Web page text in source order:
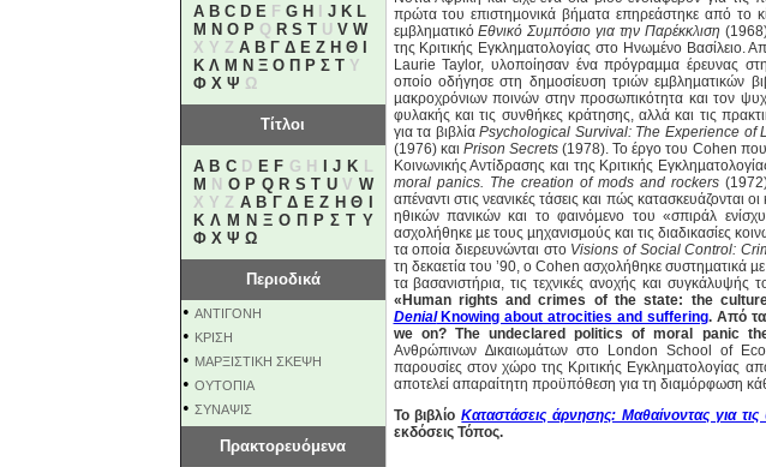
A B C D EF G H J K L
M N O PQ R S TU V W
X Y Z Α Β Γ Δ Ε Ζ Η Θ
Κ Λ Μ Ν Ξ Ο Π Ρ Σ ΤΥ
Φ Χ Ψ Ω
Τίτλοι
A B CD E F G H J KL
M N O P Q R S T UV W
X Y Z Α Β Γ Δ Ε Ζ Η Θ
Κ Λ Μ Ν Ξ Ο Π Ρ Σ Τ Υ
Φ Χ Ψ Ω
Περιοδικά
• ΑΝΤΙΓΟΝΗ
• ΚΡΙΣΗ
• ΜΑΡΞΙΣΤΙΚΗ ΣΚΕΨΗ
• ΟΥΤΟΠΙΑ
• ΣΥΝΑΨΙΣ
Πρακτορευόμενα
πρώτα του επι­στηµονικά βήµατα επηρεάστηκε από το
εµβληµατικόΕθνικό Συµπόσιο για την Παρέκκλιση
της Κριτικής Εγκληµατολογίας στο Ηνωµένο Βασίλειο.
Laurie Taylor, υλοποίησαν ένα πρόγραµµα έρευνας
οποίο οδήγησε στη δηµοσίευση τριών εµβληµατικών
µακροχρόνιων ποινών στην προσωπικότητα και τον
φυλακής και τις συνθήκες κράτησης, αλλά και τις
για τα βιβλίαPsychological Survival: The Experience of
(1976) και Prison Secrets(1978). Το έργο του Cohen που
Κοινωνικής Αντίδρασης και της Κριτικής
moral panics. The creation of mods and rockers
απέναντι στις νεανικές τάσεις και πώς κατασκευάζονται
ηθικών πανικών και το φαινόµενο του «σπιράλ
ασχολήθηκε µε τους µηχανισµούς και τις διαδικασίες
τα οποία διερευνώνται στο Visions of Social Control:
τη δεκαετία του ’90, ο Cohen ασχολήθηκε συστηµατικά
τα βασανιστήρια, τις τεχνικές ανοχής και
«Human rights and crimes of the state: the culture
DenialKnowing about atrocities and suffering. Από τα
we on? The undeclared politics of moral panic
Ανθρώπινων ∆ικαιωµάτων στο London School of
παρουσίες στον χώρο της Κριτικής Εγκληµατολογίας
αποτελεί απαραίτητη προϋπόθεση για τη διαµόρφωση
Το βιβλίοΚαταστάσεις άρνησης: Μαθαίνοντας για
εκδόσεις Τόπος.